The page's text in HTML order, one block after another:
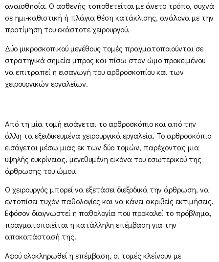
αναισθησία. Ο ασθενής τοποθετείται με άνετο τρόπο, συχνά
σε ημι-καθιστική ή πλάγια θέση κατάκλισης, ανάλογα με την
προτίμηση του εκάστοτε χειρουργού.
Δύο μικροσκοπικού μεγέθους τομές πραγματοποιούνται σε
στρατηγικά σημεία μπρος και πίσω στον ώμο προκειμένου
να επιτραπεί η εισαγωγή του αρθροσκοπίου και των
χειρουργικών εργαλείων.
Από τη μία τομή εισάγεται το αρθροσκόπιο και από την
άλλη τα εξειδικευμένα χειρουργικά εργαλεία. Το αρθροσκόπιο
εισάγεται μέσω μιας εκ των δύο τομών, παρέχοντας μια
υψηλής ευκρίνειας, μεγεθυμένη εικόνα του εσωτερικού της
άρθρωσης του ώμου.
Ο χειρουργός μπορεί να εξετάσει διεξοδικά την άρθρωση, να
εντοπίσει τυχόν παθολογίες και να κάνει ακριβείς εκτιμήσεις.
Εφόσον διαγνωστεί η παθολογία που προκαλεί το πρόβλημα,
πραγματοποιείται η κατάλληλη επέμβαση για την
αποκατάστασή της.
Αφού ολοκληρωθεί η επέμβαση, οι τομές κλείνουν με